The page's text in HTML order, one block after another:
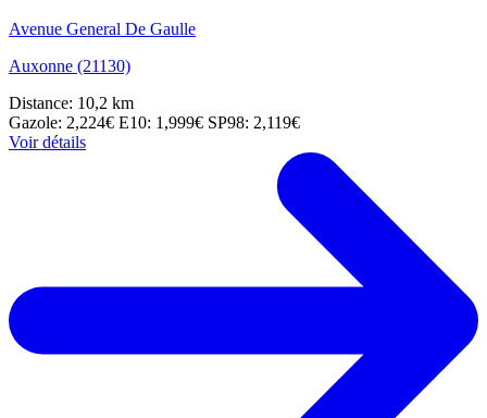
Avenue General De Gaulle
Auxonne (21130)
Distance: 10,2 km
Gazole: 2,224€ E10: 1,999€ SP98: 2,119€
Voir détails